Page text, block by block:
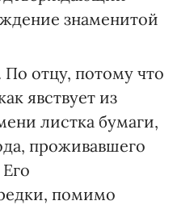
знаменитой
По отцу, потому что
явствует из
листка бумаги,
проживавшего
помимо